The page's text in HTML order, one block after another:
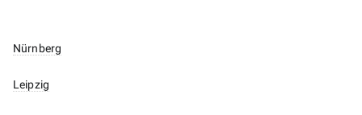
Nürnberg
Leipzig